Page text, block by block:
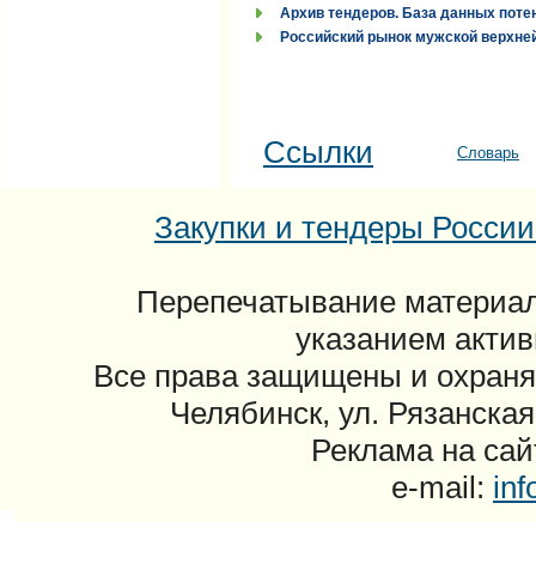
Архив тендеров. База данных
Российский рынок мужской
Ссылки Словарь
Закупки и тендеры
Перепечатывание
указанием
Все права защищены и
Челябинск, ул.
Реклама на
e-mail: